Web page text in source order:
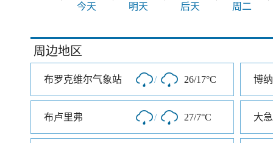
今天 明天 后天 周二
周边地区
布罗克维尔气象站 / 26/17°C 博
布卢里弗 / 27/7°C 大